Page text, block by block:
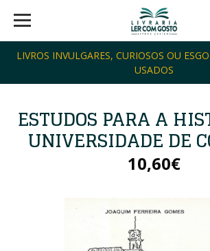
LIVROS INVULGARES, CURIOSOS OU
USADOS
ESTUDOS PARA A
UNIVERSIDADE DE
10,60€